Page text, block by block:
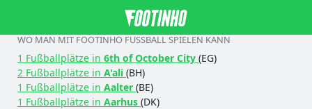
WO MAN MIT FOOTINHO FUSSBALL SPIELEN KANN
1 Fußballplätze in 6th of October City (EG)
2 Fußballplätze in A'ali (BH)
1 Fußballplätze in Aalter (BE)
1 Fußballplätze in Aarhus (DK)